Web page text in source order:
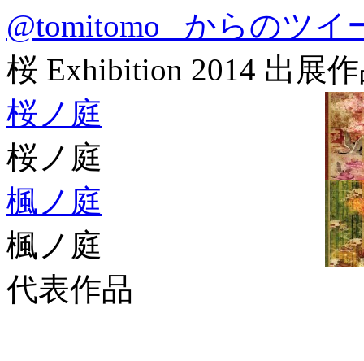
@tomitomo_ からのツイ
桜 Exhibition 2014 出展
桜ノ庭
桜ノ庭
楓ノ庭
楓ノ庭
代表作品